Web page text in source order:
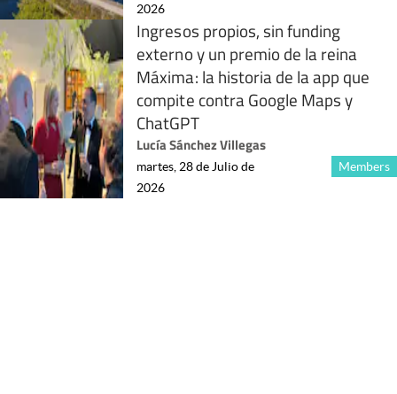
2026
Ingresos propios, sin funding
externo y un premio de la reina
Máxima: la historia de la app que
compite contra Google Maps y
ChatGPT
Lucía Sánchez Villegas
Members
martes, 28 de Julio de
2026